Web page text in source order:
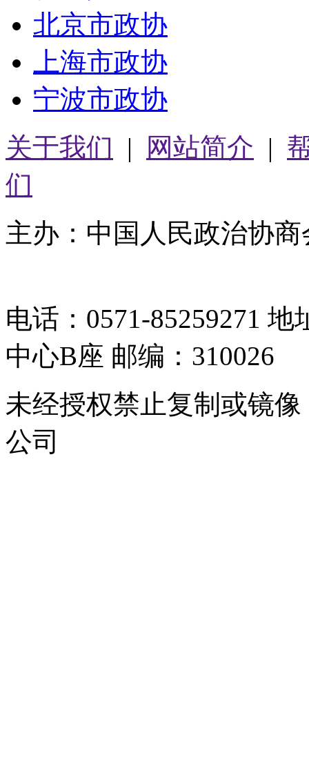
北京市政协
上海市政协
宁波市政协
关于我们 | 网站简介 |
们
主办：中国人民政治协
电话：0571-85259271
中心B座 邮编：310026
未经授权禁止复制或镜
公司